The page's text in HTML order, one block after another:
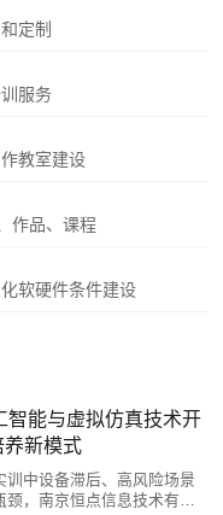
定制
服务
教室建设
作品、课程
软硬件条件建设
智能与虚拟仿真技术开
养新模式
训中设备滞后、高风险场景
颈，南京恒点信息技术有限